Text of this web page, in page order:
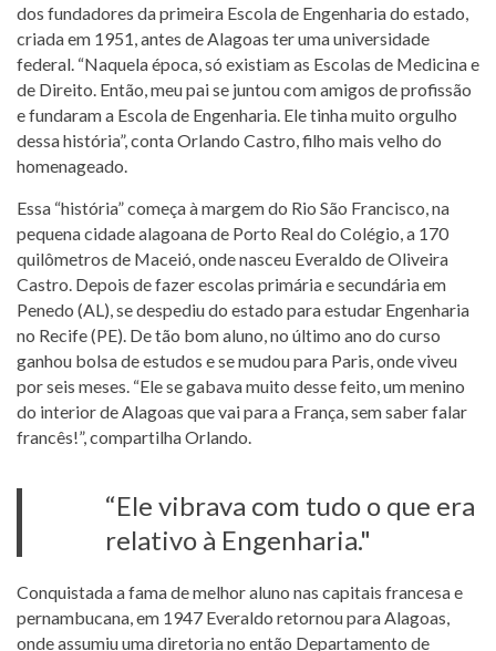
dos fundadores da primeira Escola de Engenharia do estado,
criada em 1951, antes de Alagoas ter uma universidade
federal. “Naquela época, só existiam as Escolas de Medicina e
de Direito. Então, meu pai se juntou com amigos de profissão
e fundaram a Escola de Engenharia. Ele tinha muito orgulho
dessa história”, conta Orlando Castro, filho mais velho do
homenageado.
Essa “história” começa à margem do Rio São Francisco, na
pequena cidade alagoana de Porto Real do Colégio, a 170
quilômetros de Maceió, onde nasceu Everaldo de Oliveira
Castro. Depois de fazer escolas primária e secundária em
Penedo (AL), se despediu do estado para estudar Engenharia
no Recife (PE). De tão bom aluno, no último ano do curso
ganhou bolsa de estudos e se mudou para Paris, onde viveu
por seis meses. “Ele se gabava muito desse feito, um menino
do interior de Alagoas que vai para a França, sem saber falar
francês!”, compartilha Orlando.
“Ele vibrava com tudo o que era
relativo à Engenharia."
Conquistada a fama de melhor aluno nas capitais francesa e
pernambucana, em 1947 Everaldo retornou para Alagoas,
onde assumiu uma diretoria no então Departamento de